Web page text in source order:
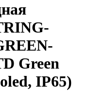
Green
IP65)